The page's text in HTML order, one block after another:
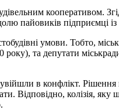
кооперативом.
пайовиків підприємці
умови. Тобто,
та депутати
в конфлікт.
Відповідно, колізія,